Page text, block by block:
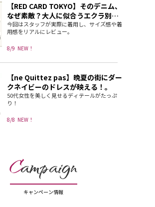
8/9 NEW！
【RED CARD TOKYO】そのデニム、
なぜ素敵？大人に似合うエクラ別注
ベージュ
今回はスタッフが実際に着用し、サイズ感や着
用感をリアルにレビュー。
8/8 NEW！
【ne Quittez pas】晩夏の街にダー
クネイビーのドレスが映える！。
50代女性を美しく見せるディテールがたっぷ
り！
Campaign
キャンペーン情報